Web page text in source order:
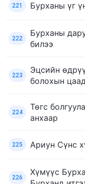
221 Бурханы үг
222
Бурханы
билээ
223
Эцсийн
болохын
224
Төгс
анхаар
225 Ариун Сүнс
226
Хүмүүс